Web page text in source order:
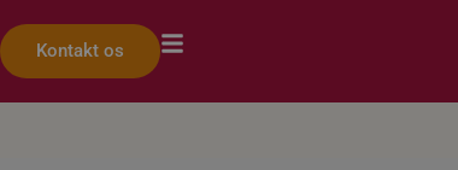
Kontakt os